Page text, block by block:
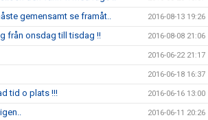
gemensamt se framåt.. 2016-08-13 19:26
från onsdag till tisdag !! 2016-08-08 21:06
2016-06-22 21:17
2016-06-18 16:37
tid o plats !!! 2016-06-16 13:00
2016-06-11 20:26